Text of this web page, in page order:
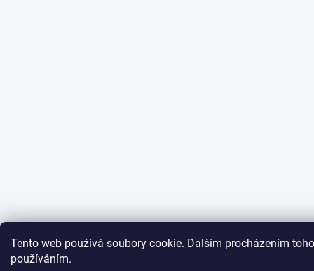
Tento web používá soubory cookie. Dalším procházením
používáním.